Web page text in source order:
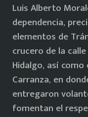
Luis Alberto
dependencia,
elementos de
crucero de la
Hidalgo, así
Carranza, en
entregaron
fomentan el